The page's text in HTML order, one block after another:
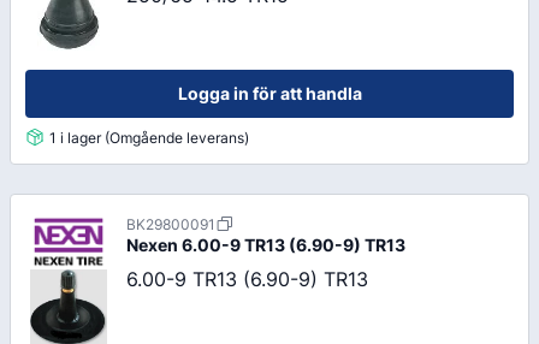
Logga in för att handla
1 i lager (Omgående leverans)
BK29800091
Nexen 6.00-9 TR13 (6.90-9) TR13
6.00-9 TR13 (6.90-9) TR13